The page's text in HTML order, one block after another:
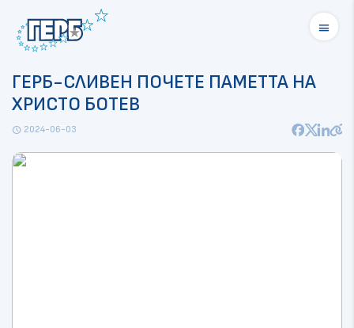
menu
ГЕРБ-СЛИВЕН ПОЧЕТЕ ПАМЕТТА НА
ХРИСТО БОТЕВ
schedule 2024-06-03